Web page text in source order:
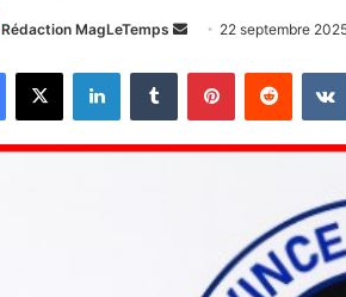
Rédaction MagLeTemps
Envoyer
courriel
22 septembre
Facebook
X LinkedinTumblr PinterestReddit